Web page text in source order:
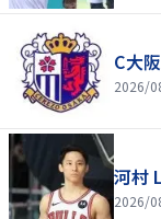
C大
2026/
河村
2026/